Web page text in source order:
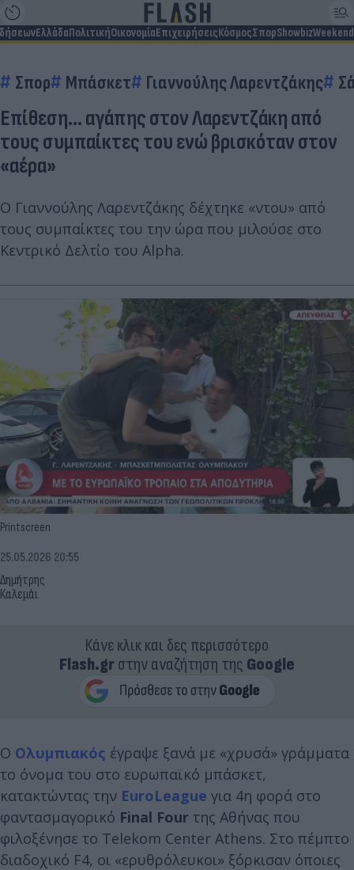
ΕλλάδαΠολιτικήΟικονομίαΕπιχειρήσειςΚόσμοςΣπορShowbizWeekend
Σπορ Μπάσκετ Γιαννούλης Λαρεντζάκης
Επίθεση... αγάπης στον Λαρεντζάκη από
τους συμπαίκτες του ενώ βρισκόταν στον
«αέρα»
Ο Γιαννούλης Λαρεντζάκης δέχτηκε «ντου» από
τους συμπαίκτες του την ώρα που μιλούσε στο
Κεντρικό Δελτίο του Alpha.
Printscreen
Δημήτρης
Καλεμάι
25.05.2026 20:55
Κάνε κλικ και δες περισσότερο
Flash.grστην αναζήτηση της Google
Ο Ολυμπιακός έγραψε ξανά με «χρυσά» γράμματα
το όνομα του στο ευρωπαϊκό μπάσκετ,
κατακτώντας την EuroLeague για 4η φορά στο
φαντασμαγορικό Final Four της Αθήνας που
φιλοξένησε το Telekom Center Athens. Στο πέμπτο
διαδοχικό F4, οι «ερυθρόλευκοι» ξόρκισαν όποιες